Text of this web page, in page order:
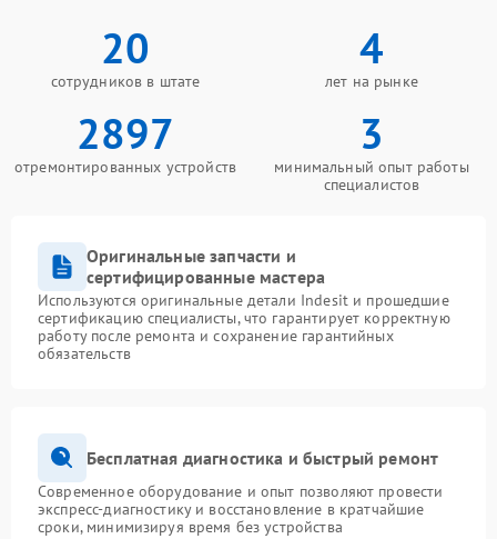
20
сотрудников в штате
4
лет на рынке
2897
отремонтированных устройств
3
минимальный опыт работы
специалистов
Оригинальные запчасти и
сертифицированные мастера
Используются оригинальные детали Indesit и прошедшие
сертификацию специалисты, что гарантирует корректную
работу после ремонта и сохранение гарантийных
обязательств
Бесплатная диагностика и быстрый ремонт
Современное оборудование и опыт позволяют провести
экспресс-диагностику и восстановление в кратчайшие
сроки, минимизируя время без устройства